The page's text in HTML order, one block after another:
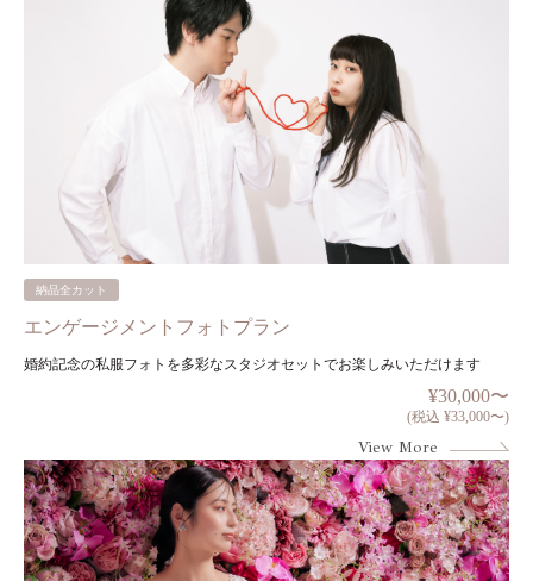
納品全カット
エンゲージメントフォトプラン
婚約記念の私服フォトを多彩なスタジオセットでお楽しみいただけます
¥30,000〜
(税込 ¥33,000〜)
View More